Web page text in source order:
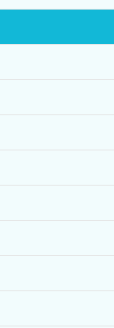
を紐づけ解除
紐づけ
取得
得
得（ネットワーク指定）
ィグループ取得
作成
削除
詳細取得
得
得